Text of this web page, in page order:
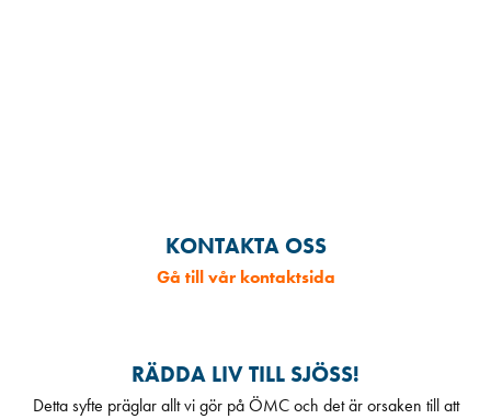
KONTAKTA OSS
Gå till vår kontaktsida
RÄDDA LIV TILL SJÖSS!
Detta syfte präglar allt vi gör på ÖMC och det är orsaken till att